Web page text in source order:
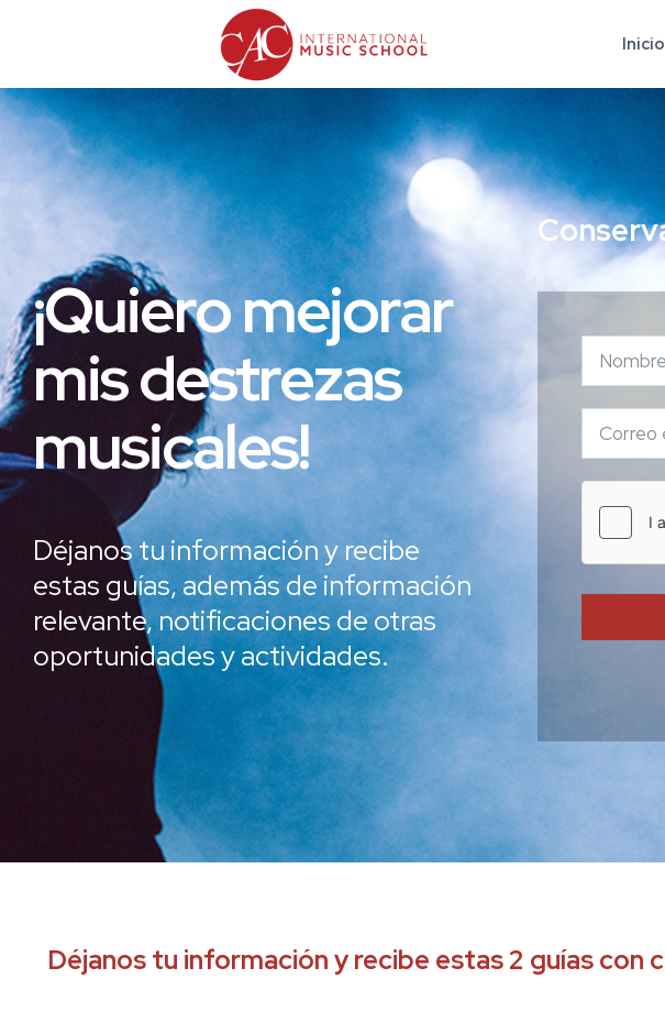
Inicio
¡Quiero mejorar
mis destrezas
musicales!
Déjanos tu información y recibe
estas guías, además de información
relevante, notificaciones de otras
oportunidades y actividades.
Déjanos tu información y recibe estas 2 guías con